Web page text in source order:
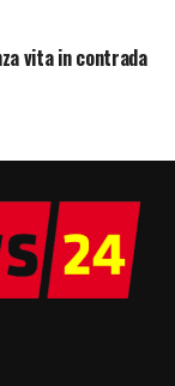
vita in contrada